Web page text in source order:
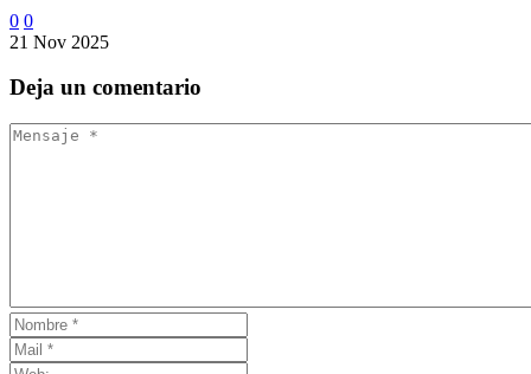
0 0
21 Nov 2025
Deja un comentario